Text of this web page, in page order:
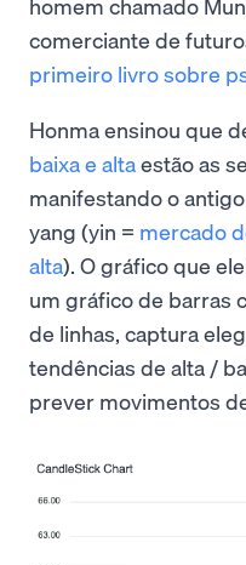
homem chamado
comerciante de
primeiro livro sobre
Honma ensinou que
baixa e altaestão as
manifestando o
yang (yin = mercado
alta). O gráfico que
um gráfico de barras
de linhas, captura
tendências de alta /
prever movimentos